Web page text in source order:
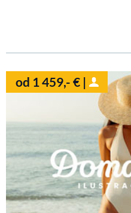
od 1 459,- € |